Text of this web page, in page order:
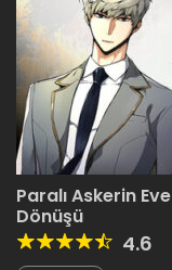
Paralı Askerin Eve
Dönüşü
4.6